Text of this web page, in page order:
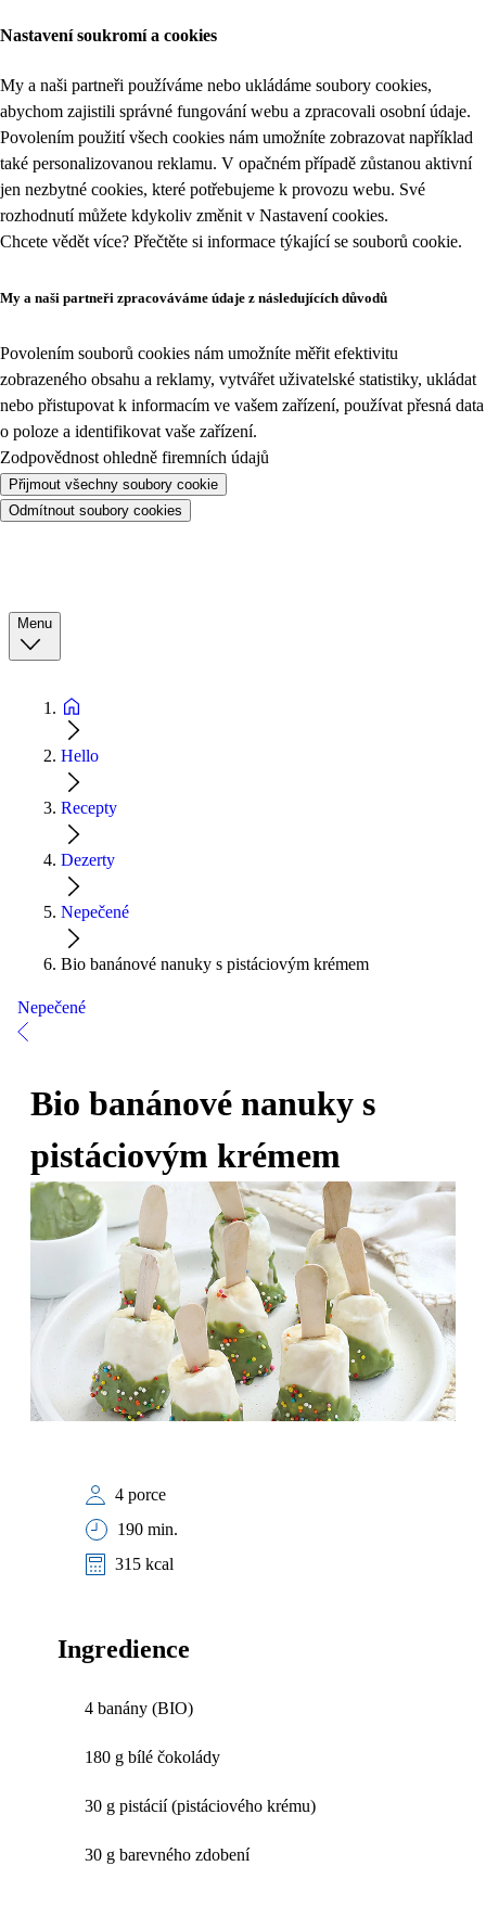
Nastavení soukromí a cookies
My a naši partneři používáme nebo ukládáme soubory cookies,
abychom zajistili správné fungování webu a zpracovali osobní údaje.
Povolením použití všech cookies nám umožníte zobrazovat například
také personalizovanou reklamu. V opačném případě zůstanou aktivní
jen nezbytné cookies, které potřebujeme k provozu webu. Své
rozhodnutí můžete kdykoliv změnit v Nastavení cookies.
Chcete vědět více? Přečtěte si informace týkající se souborů cookie.
My a naši partneři zpracováváme údaje z následujících důvodů
Povolením souborů cookies nám umožníte měřit efektivitu
zobrazeného obsahu a reklamy, vytvářet uživatelské statistiky, ukládat
nebo přistupovat k informacím ve vašem zařízení, používat přesná data
o poloze a identifikovat vaše zařízení.
Zodpovědnost ohledně firemních údajů
Přijmout všechny soubory cookie
Odmítnout soubory cookies
Menu
Hello
Recepty
Dezerty
Nepečené
Bio banánové nanuky s pistáciovým krémem
Nepečené
Bio banánové nanuky s
pistáciovým krémem
4 porce
190 min.
315 kcal
Ingredience
4 banány (BIO)
180 g bílé čokolády
30 g pistácií (pistáciového krému)
30 g barevného zdobení